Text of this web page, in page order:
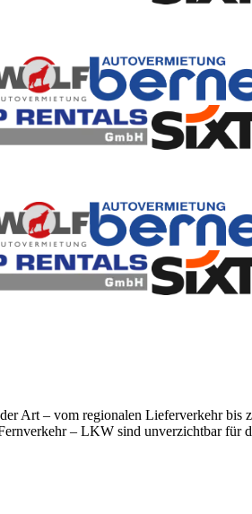
Art – vom regionalen Lieferverkehr bis
– LKW sind unverzichtbar für